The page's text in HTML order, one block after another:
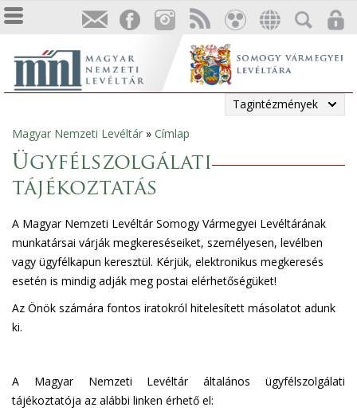
Tagintézmények
Jelenlegi
hely
Magyar Nemzeti Levéltár » Címlap
Ügyfélszolgálati
tájékoztatás
A Magyar Nemzeti Levéltár Somogy Vármegyei Levéltárának
munkatársai várják megkereséseiket, személyesen, levélben
vagy ügyfélkapun keresztül. Kérjük, elektronikus megkeresés
esetén is mindig adják meg postai elérhetőségüket!
Az Önök számára fontos iratokról hitelesített másolatot adunk
ki.
A Magyar Nemzeti Levéltár általános ügyfélszolgálati
tájékoztatója az alábbi linken érhető el: